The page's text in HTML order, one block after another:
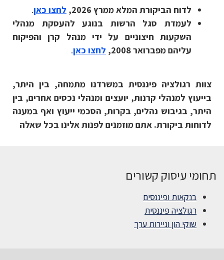
לדוח הביקורת המלא ממרץ 2026,
לחצו כאן.
לעמדת סגל הרשות בנוגע להעסקת מנהלי
השקעות חיצוניים על ידי מנהל קרן והפיקוח
עליהם מפברואר 2008,
לחצו כאן.
צוות רגולציה פיננסית במשרדנו מתמחה, בין היתר,
בייעוץ למנהלי קרנות, יועצים ומנהלי נכסים אחרים, בין
היתר, בגיבוש נהלים, בקרות, הסכמי ייעוץ ואף במענה
לדוחות ביקורת. אתם מוזמנים לפנות אלינו בכל שאלה
תחומי עיסוק קשורים
בנקאות ופיננסים
רגולציה פיננסית
שוקי הון וניירות ערך